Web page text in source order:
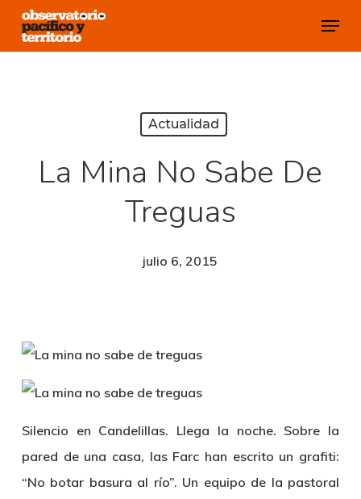
Skip
Menu
Actualidad
La Mina No Sabe De
Treguas
julio 6, 2015
Silencio en Candelillas. Llega la noche. Sobre la
pared de una casa, las Farc han escrito un grafiti:
“No botar basura al río”. Un equipo de la pastoral
Close